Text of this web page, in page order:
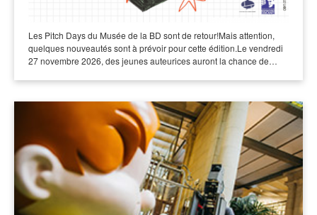
Les Pitch Days du Musée de la BD sont de retour!Mais attention,
quelques nouveautés sont à prévoir pour cette édition.Le vendredi
27 novembre 2026, des jeunes auteurices auront la chance de…